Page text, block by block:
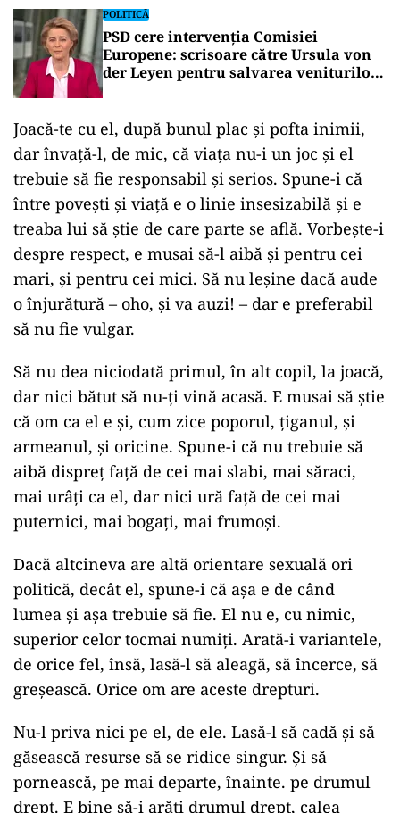
POLITICĂ
PSD cere intervenția Comisiei
Europene: scrisoare către Ursula von
der Leyen pentru salvarea veniturilor
Joacă-te cu el, după bunul plac şi pofta inimii,
dar învaţă-l, de mic, că viaţa nu-i un joc şi el
trebuie să fie responsabil şi serios. Spune-i că
între poveşti şi viaţă e o linie insesizabilă şi e
treaba lui să ştie de care parte se află. Vorbeşte-i
despre respect, e musai să-l aibă şi pentru cei
mari, şi pentru cei mici. Să nu leşine dacă aude
o înjurătură – oho, şi va auzi! – dar e preferabil
să nu fie vulgar.
Să nu dea niciodată primul, în alt copil, la joacă,
dar nici bătut să nu-ţi vină acasă. E musai să ştie
că om ca el e şi, cum zice poporul, ţiganul, şi
armeanul, şi oricine. Spune-i că nu trebuie să
aibă dispreţ faţă de cei mai slabi, mai săraci,
mai urâţi ca el, dar nici ură faţă de cei mai
puternici, mai bogaţi, mai frumoşi.
Dacă altcineva are altă orientare sexuală ori
politică, decât el, spune-i că aşa e de când
lumea şi aşa trebuie să fie. El nu e, cu nimic,
superior celor tocmai numiţi. Arată-i variantele,
de orice fel, însă, lasă-l să aleagă, să încerce, să
greşească. Orice om are aceste drepturi.
Nu-l priva nici pe el, de ele. Lasă-l să cadă şi să
găsească resurse să se ridice singur. Şi să
pornească, pe mai departe, înainte. pe drumul
drept. E bine să-i arăţi drumul drept, calea